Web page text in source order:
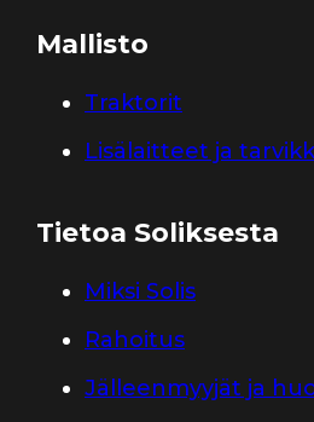
Mallisto
Traktorit
Lisälaitteet ja
Tietoa Soliksesta
Miksi Solis
Rahoitus
Jälleenmyyjät ja